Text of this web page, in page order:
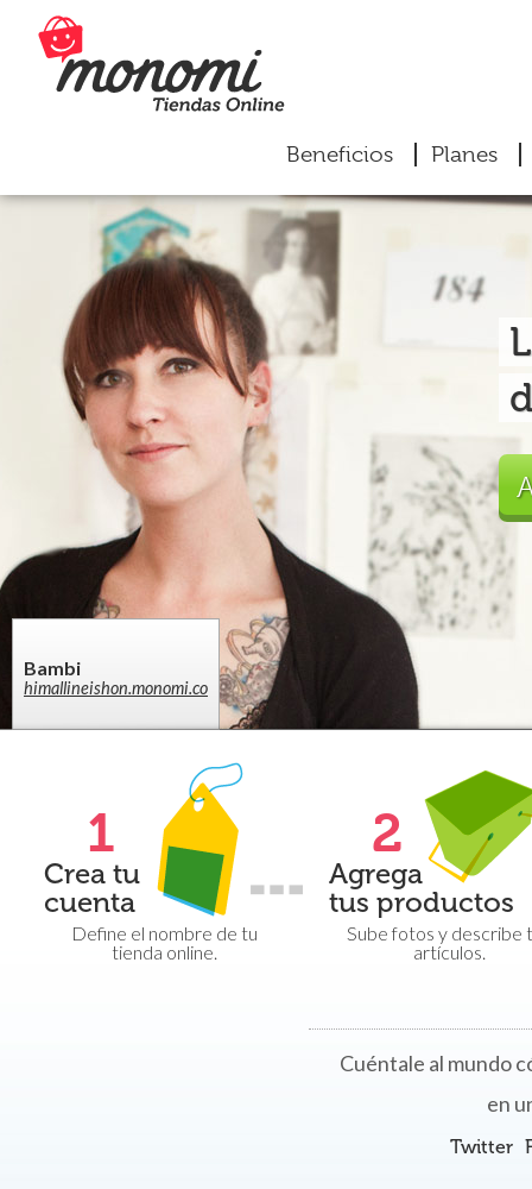
Beneficios Planes
Bambi
himallineishon.monomi.co
1
Crea tu
cuenta
Define el nombre de tu
tienda online.
2
Agrega
tus productos
Sube fotos y describe
artículos.
Cuéntale al mundo
en
Twitter